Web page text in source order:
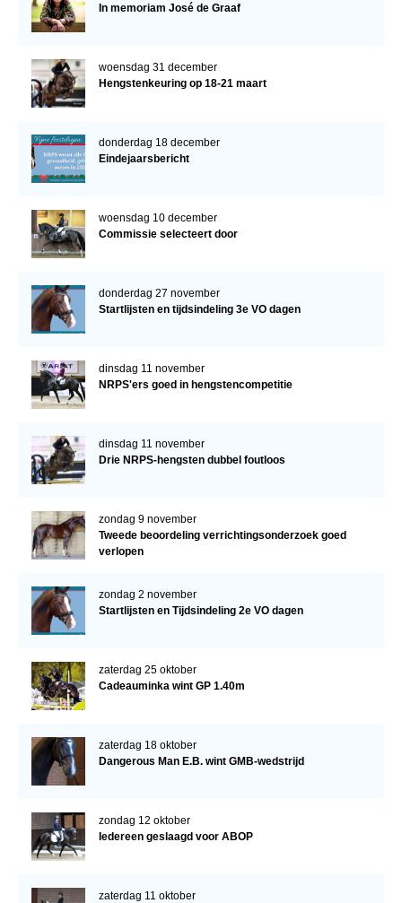
In memoriam José de Graaf
woensdag 31 december
Hengstenkeuring op 18-21 maart
donderdag 18 december
Eindejaarsbericht
woensdag 10 december
Commissie selecteert door
donderdag 27 november
Startlijsten en tijdsindeling 3e VO dagen
dinsdag 11 november
NRPS'ers goed in hengstencompetitie
dinsdag 11 november
Drie NRPS-hengsten dubbel foutloos
zondag 9 november
Tweede beoordeling verrichtingsonderzoek goed
verlopen
zondag 2 november
Startlijsten en Tijdsindeling 2e VO dagen
zaterdag 25 oktober
Cadeauminka wint GP 1.40m
zaterdag 18 oktober
Dangerous Man E.B. wint GMB-wedstrijd
zondag 12 oktober
Iedereen geslaagd voor ABOP
zaterdag 11 oktober